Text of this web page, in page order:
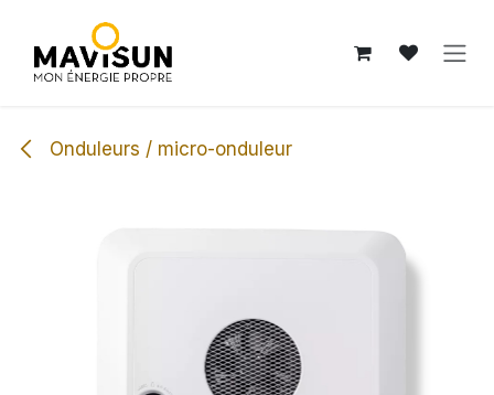
Onduleurs / micro-onduleur